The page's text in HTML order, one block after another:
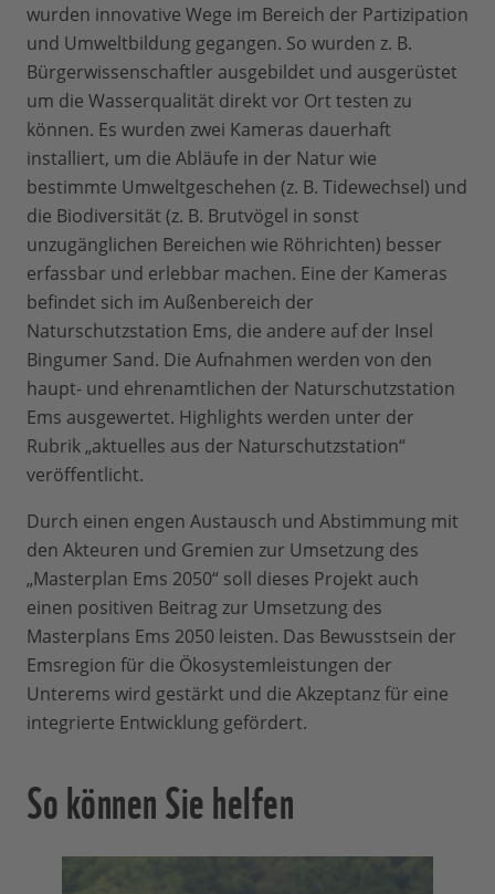
wurden innovative Wege im Bereich der Partizipation
und Umweltbildung gegangen. So wurden z. B.
Bürgerwissenschaftler ausgebildet und ausgerüstet
um die Wasserqualität direkt vor Ort testen zu
können. Es wurden zwei Kameras dauerhaft
installiert, um die Abläufe in der Natur wie
bestimmte Umweltgeschehen (z. B. Tidewechsel) und
die Biodiversität (z. B. Brutvögel in sonst
unzugänglichen Bereichen wie Röhrichten) besser
erfassbar und erlebbar machen. Eine der Kameras
befindet sich im Außenbereich der
Naturschutzstation Ems, die andere auf der Insel
Bingumer Sand. Die Aufnahmen werden von den
haupt- und ehrenamtlichen der Naturschutzstation
Ems ausgewertet. Highlights werden unter der
Rubrik „aktuelles aus der Naturschutzstation“
veröffentlicht.
Durch einen engen Austausch und Abstimmung mit
den Akteuren und Gremien zur Umsetzung des
„Masterplan Ems 2050“ soll dieses Projekt auch
einen positiven Beitrag zur Umsetzung des
Masterplans Ems 2050 leisten. Das Bewusstsein der
Emsregion für die Ökosystemleistungen der
Unterems wird gestärkt und die Akzeptanz für eine
integrierte Entwicklung gefördert.
So können Sie helfen